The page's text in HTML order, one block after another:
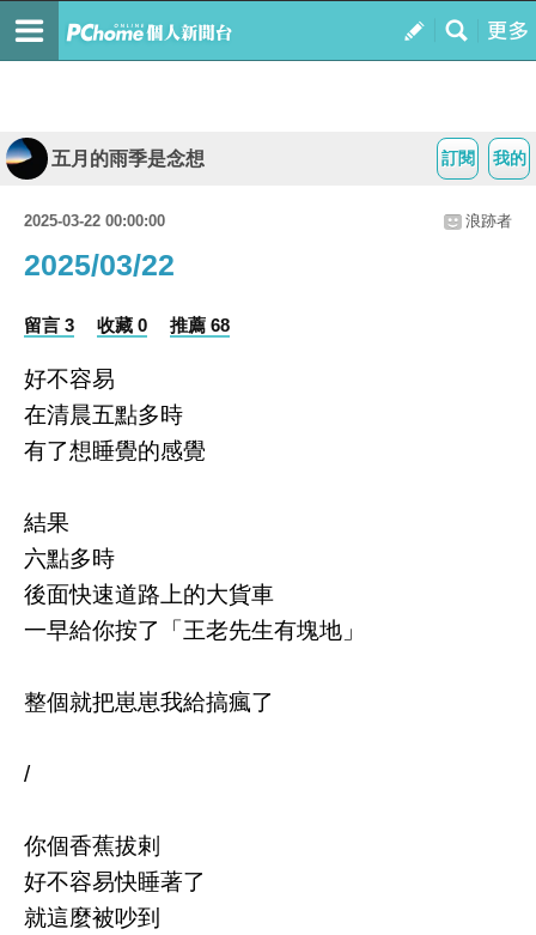
我的
訂閱
五月的雨季是念想
2025-03-22 00:00:00 浪跡者
2025/03/22
留言 3 收藏 0 推薦 68
好不容易
在清晨五點多時
有了想睡覺的感覺
結果
六點多時
後面快速道路上的大貨車
一早給你按了「王老先生有塊地」
整個就把崽崽我給搞瘋了
/
你個香蕉拔剌
好不容易快睡著了
就這麼被吵到